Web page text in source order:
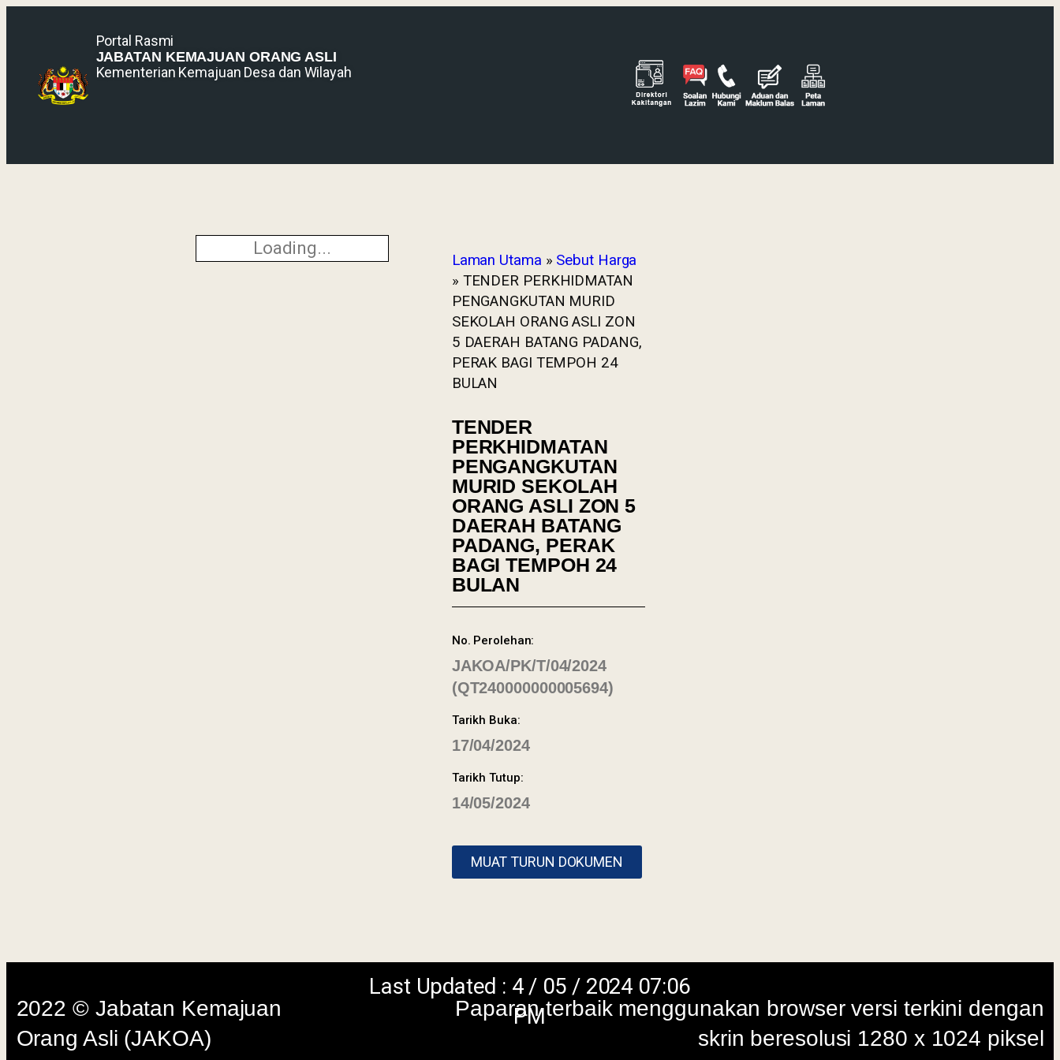
Portal Rasmi
JABATAN KEMAJUAN ORANG ASLI
Kementerian Kemajuan Desa dan Wilayah
Loading...
Laman Utama » Sebut Harga
» TENDER PERKHIDMATAN
PENGANGKUTAN MURID
SEKOLAH ORANG ASLI ZON
5 DAERAH BATANG PADANG,
PERAK BAGI TEMPOH 24
BULAN
TENDER
PERKHIDMATAN
PENGANGKUTAN
MURID SEKOLAH
ORANG ASLI ZON 5
DAERAH BATANG
PADANG, PERAK
BAGI TEMPOH 24
BULAN
No. Perolehan:
JAKOA/PK/T/04/2024
(QT240000000005694)
Tarikh Buka:
17/04/2024
Tarikh Tutup:
14/05/2024
MUAT TURUN DOKUMEN
Last Updated : 4 / 05 / 2024 07:06
Paparan terbaik menggunakan browser versi terkini dengan